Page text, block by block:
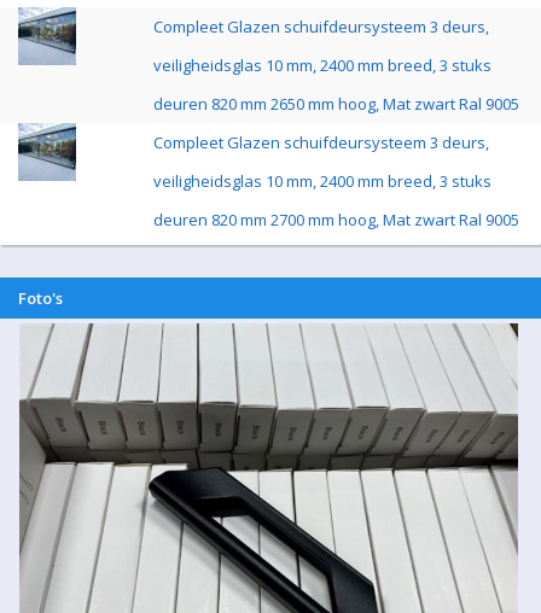
Compleet Glazen schuifdeursysteem 3 deurs,
veiligheidsglas 10 mm, 2400 mm breed, 3 stuks
deuren 820 mm 2650 mm hoog, Mat zwart Ral 9005
Compleet Glazen schuifdeursysteem 3 deurs,
veiligheidsglas 10 mm, 2400 mm breed, 3 stuks
deuren 820 mm 2700 mm hoog, Mat zwart Ral 9005
Foto's